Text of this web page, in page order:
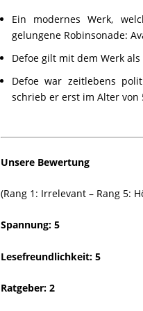
Ein modernes Werk,
gelungene Robinsonade:
Defoe gilt mit dem Werk
Defoe war zeitlebens
schrieb er erst im Alter
Unsere Bewertung
(Rang 1: Irrelevant – Rang 5:
Spannung: 5
Lesefreundlichkeit: 5
Ratgeber: 2